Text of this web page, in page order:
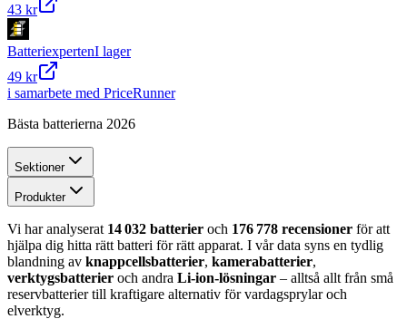
43 kr
BatteriexpertenI lager
49 kr
i samarbete med PriceRunner
Bästa batterierna 2026
Sektioner
Produkter
Vi har analyserat 14 032 batterier och 176 778 recensioner för att
hjälpa dig hitta rätt batteri för rätt apparat. I vår data syns en tydlig
blandning av knappcellsbatterier, kamerabatterier,
verktygsbatterier och andra Li-ion-lösningar – alltså allt från små
reservbatterier till kraftigare alternativ för vardagsprylar och
elverktyg.